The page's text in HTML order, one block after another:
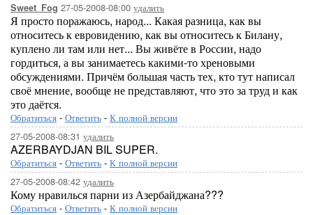
Sweet_Fog 27-05-2008-08:00 удалить
Я просто поражаюсь, народ... Какая разница, как вы
относитесь к евровидению, как вы относитесь к Билану,
куплено ли там или нет... Вы живёте в России, надо
гордиться, а вы занимаетесь какими-то хреновыми
обсуждениями. Причём большая часть тех, кто тут написал
своё мнение, вообще не представляют, что это за труд и как
это даётся.
Обратиться - Ответить - К полной версии
27-05-2008-08:31 удалить
AZERBAYDJAN BIL SUPER.
Обратиться - Ответить - К полной версии
27-05-2008-08:42 удалить
Кому нравилься парни из Азербайджана???
Обратиться - Ответить - К полной версии